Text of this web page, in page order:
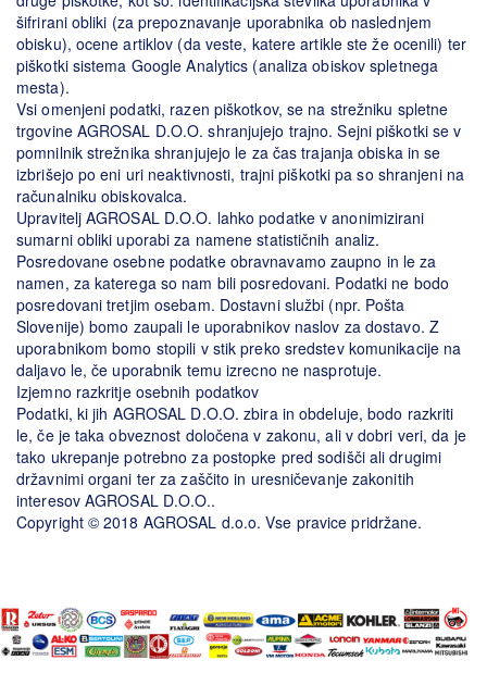
šifrirani obliki (za prepoznavanje uporabnika ob naslednjem
obisku), ocene artiklov (da veste, katere artikle ste že ocenili) ter
piškotki sistema Google Analytics (analiza obiskov spletnega
mesta).
Vsi omenjeni podatki, razen piškotkov, se na strežniku spletne
trgovine AGROSAL D.O.O. shranjujejo trajno. Sejni piškotki se v
pomnilnik strežnika shranjujejo le za čas trajanja obiska in se
izbrišejo po eni uri neaktivnosti, trajni piškotki pa so shranjeni na
računalniku obiskovalca.
Upravitelj AGROSAL D.O.O. lahko podatke v anonimizirani
sumarni obliki uporabi za namene statističnih analiz.
Posredovane osebne podatke obravnavamo zaupno in le za
namen, za katerega so nam bili posredovani. Podatki ne bodo
posredovani tretjim osebam. Dostavni službi (npr. Pošta
Slovenije) bomo zaupali le uporabnikov naslov za dostavo. Z
uporabnikom bomo stopili v stik preko sredstev komunikacije na
daljavo le, če uporabnik temu izrecno ne nasprotuje.
Izjemno razkritje osebnih podatkov
Podatki, ki jih AGROSAL D.O.O. zbira in obdeluje, bodo razkriti
le, če je taka obveznost določena v zakonu, ali v dobri veri, da je
tako ukrepanje potrebno za postopke pred sodišči ali drugimi
državnimi organi ter za zaščito in uresničevanje zakonitih
interesov AGROSAL D.O.O..
Copyright © 2018 AGROSAL d.o.o. Vse pravice pridržane.